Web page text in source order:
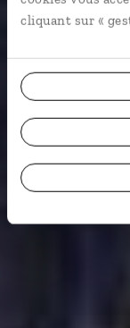
cliquant sur «
Voir les 1070